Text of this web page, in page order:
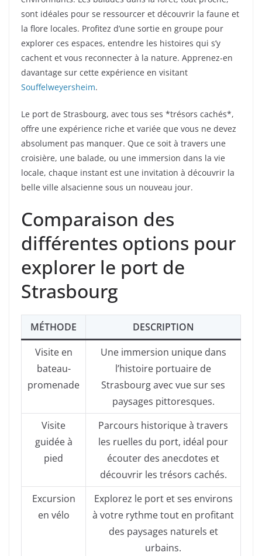
sont idéales pour se ressourcer et découvrir la faune et
la flore locales. Profitez d’une sortie en groupe pour
explorer ces espaces, entendre les histoires qui s’y
cachent et vous reconnecter à la nature. Apprenez-en
davantage sur cette expérience en visitant
Souffelweyersheim.
Le port de Strasbourg, avec tous ses *trésors cachés*,
offre une expérience riche et variée que vous ne devez
absolument pas manquer. Que ce soit à travers une
croisière, une balade, ou une immersion dans la vie
locale, chaque instant est une invitation à découvrir la
belle ville alsacienne sous un nouveau jour.
Comparaison des
différentes options pour
explorer le port de
Strasbourg
MÉTHODE
DESCRIPTION
Visite en
bateau-
promenade
Une immersion unique dans
l’histoire portuaire de
Strasbourg avec vue sur ses
paysages pittoresques.
Visite
guidée à
pied
Parcours historique à travers
les ruelles du port, idéal pour
écouter des anecdotes et
découvrir les trésors cachés.
Excursion
en vélo
Explorez le port et ses environs
à votre rythme tout en profitant
des paysages naturels et
urbains.